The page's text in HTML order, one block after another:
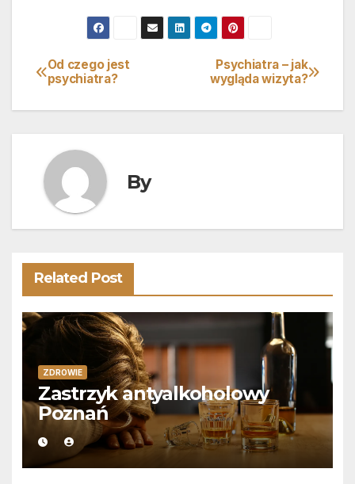
Nawigacja
wpisu
Psychiatra – jak
wygląda wizyta?
Od czego jest
psychiatra?
By
Related Post
ZDROWIE
Zastrzyk antyalkoholowy
Poznań